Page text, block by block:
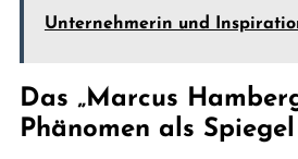
Unternehmerin und
Das „Marcus
Phänomen als